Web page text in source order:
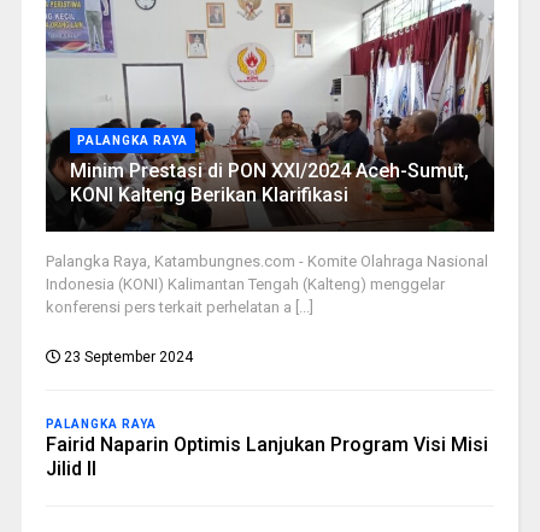
PALANGKA RAYA
Minim Prestasi di PON XXI/2024 Aceh-Sumut,
KONI Kalteng Berikan Klarifikasi
Palangka Raya, Katambungnes.com - Komite Olahraga Nasional
Indonesia (KONI) Kalimantan Tengah (Kalteng) menggelar
konferensi pers terkait perhelatan a [...]
23 September 2024
PALANGKA RAYA
Fairid Naparin Optimis Lanjukan Program Visi Misi
Jilid II